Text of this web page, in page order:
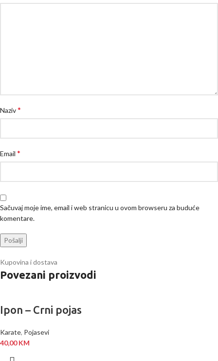
Naziv*
Email *
Sačuvaj moje ime, email i web stranicu u ovom browseru za buduće
komentare.
Kupovina i dostava
Povezani proizvodi
Ipon – Crni pojas
Karate, Pojasevi
40,00KM